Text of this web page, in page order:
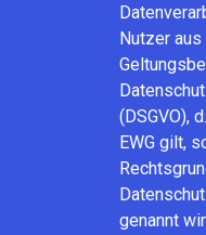
Nutzer
(DSGVO),
EWG gilt,
genannt